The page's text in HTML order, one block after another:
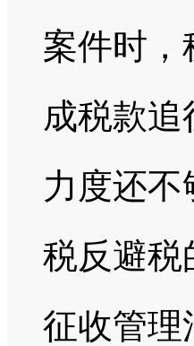
案件时，
成税款
力度还
税反避税
征收管理